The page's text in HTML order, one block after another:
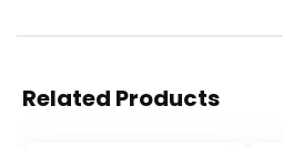
Related Products